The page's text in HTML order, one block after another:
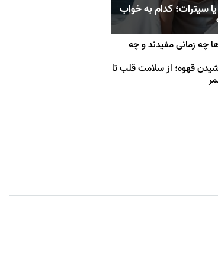
سیترات؛ کدام به خواب
چه زمانی مفیدند و چه
قهوه؛ از سلامت قلب تا